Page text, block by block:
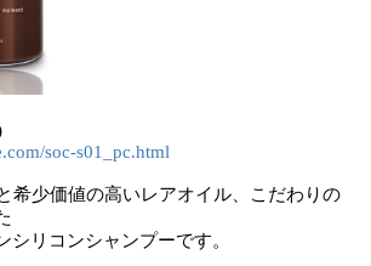
soc-s01_pc.html
少価値の高いレアオイル、こだわりの
シリコンシャンプーです。